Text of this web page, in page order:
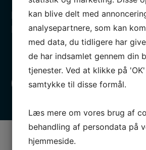
hurtigst mulige service, så du ikke skal
bil længe.
Kontakt os
kan blive delt med
analysepartnere, som kan
med data, du tidligere har
de har indsamlet gennem din
tjenester. Ved at klikke på
samtykke til disse formål.
Læs mere om vores brug af
behandling af persondata på
hjemmeside.